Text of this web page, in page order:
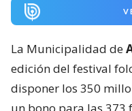
La Municipalidad de
edición del festival
disponer los 350
un bono para las 373